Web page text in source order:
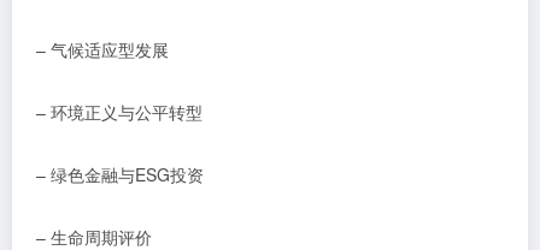
– 气候适应型发展
– 环境正义与公平转型
– 绿色金融与ESG投资
– 生命周期评价